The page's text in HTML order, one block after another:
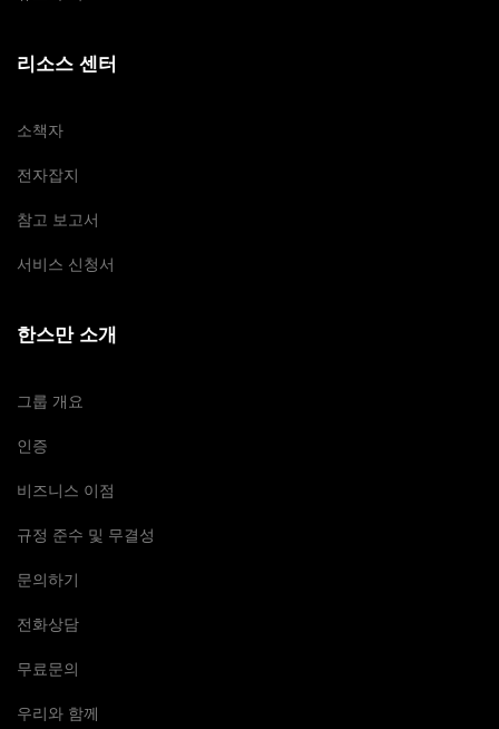
리소스 센터
소책자
전자잡지
참고 보고서
서비스 신청서
한스만 소개
그룹 개요
인증
비즈니스 이점
규정 준수 및 무결성
문의하기
전화상담
무료문의
우리와 함께